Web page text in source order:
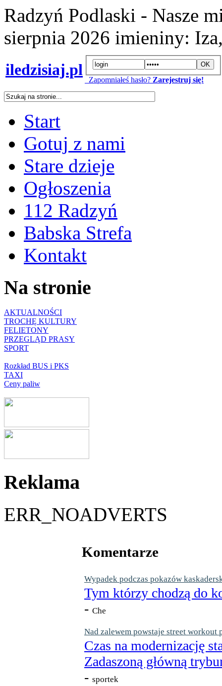
Radzyń Podlaski - Nasze
sierpnia 2026 imieniny:
iledzisiaj.pl
Zapomniałeś hasło? Zarejestruj się!
Start
Gotuj z nami
Stare dzieje
Ogłoszenia
112 Radzyń
Babska Strefa
Kontakt
Na stronie
AKTUALNOŚCI
TROCHĘ KULTURY
FELIETONY
PRZEGLĄD PRASY
SPORT
Rozkład BUS i PKS
TAXI
Ceny paliw
Reklama
ERR_NOADVERTS
Komentarze
Wypadek podczas pokazów
Tym którzy chodzą do
- Che
Nad zalewem powstaje street workout
Czas na modernizację
Zadaszoną główną
- sportek